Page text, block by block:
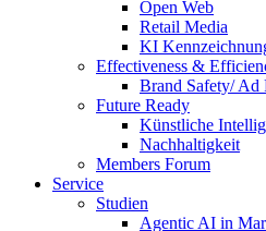
Open Web
Retail Media
KI
Effectiveness &
Brand Safety/ Ad
Future Ready
Künstliche
Nachhaltigkeit
Members Forum
Service
Studien
Agentic AI in